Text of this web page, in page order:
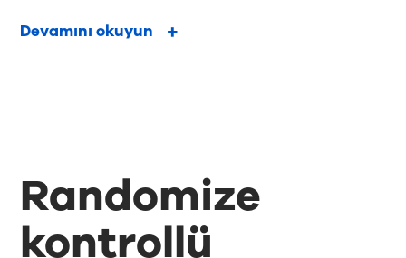
Devamını okuyun
Randomize
kontrollü